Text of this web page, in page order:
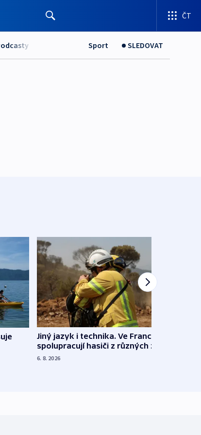
ČT
Sport SLEDOVAT
Jiný jazyk i technika. Ve Francii
spolupracují hasiči z různých zemí
6. 8. 2026